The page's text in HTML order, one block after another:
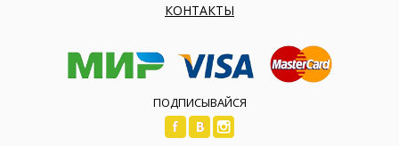
КОНТАКТЫ
ПОДПИСЫВАЙСЯ